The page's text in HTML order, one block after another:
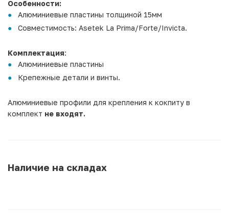
Особенности:
Алюминиевые пластины толщиной 15мм
Совместимость: Asetek La Prima/Forte/Invicta.
Комплектация:
Алюминиевые пластины
Крепежные детали и винты.
Алюминиевые профили для крепления к кокпиту в
комплект не входят.
Наличие на складах